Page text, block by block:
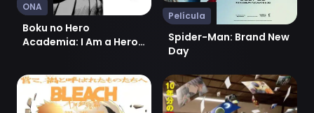
ONA
Boku no Hero
Academia: I Am a Hero
Película
Spider-Man: Brand New
Day
Ver Bleach: Sennen Kessen-hen - Kashin-tan
Ver Ansatsu Kyoushitsu